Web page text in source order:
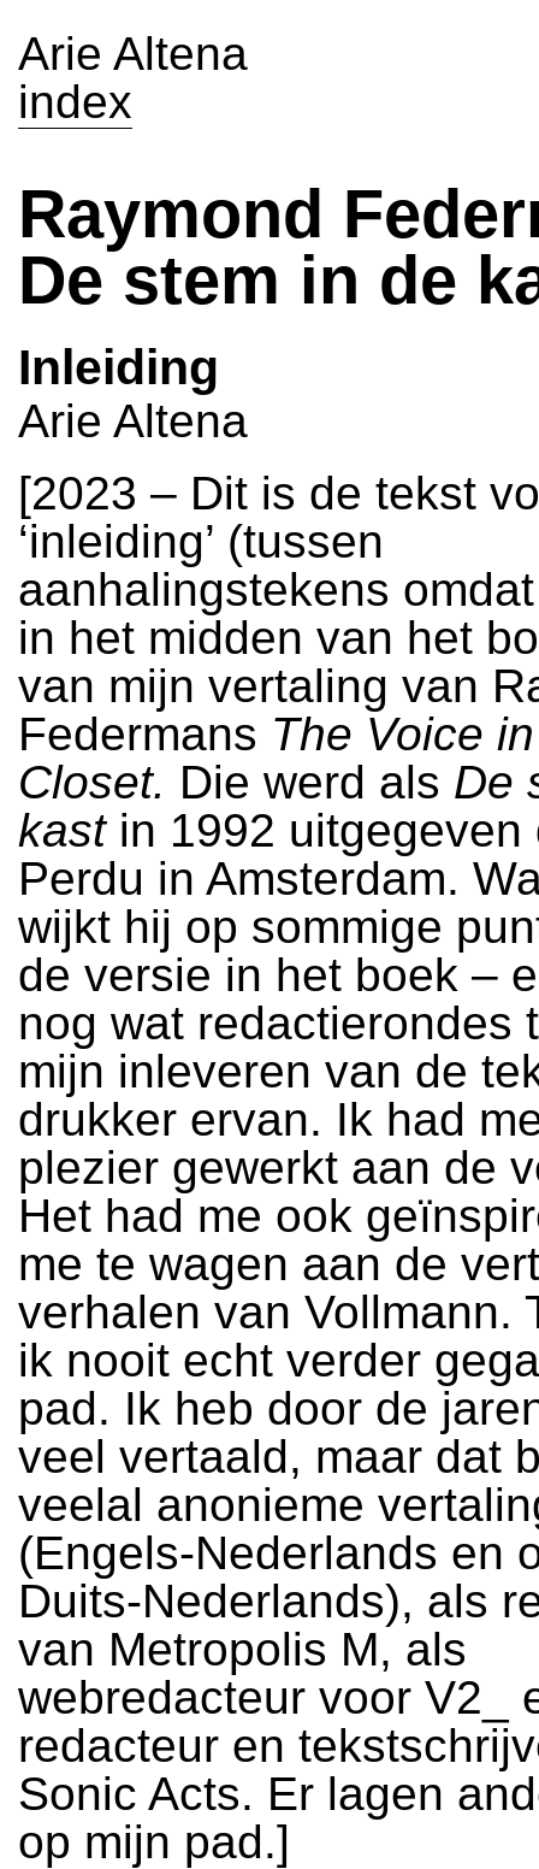
Arie Altena
index
Raymond
De stem in de
Inleiding
Arie Altena
[2023 – Dit is de tekst
‘inleiding’ (tussen
aanhalingstekens
in het midden van het
van mijn vertaling van
Federmans The Voice
Closet. Die werd als De
kastin 1992 uitgegeven
Perdu in Amsterdam.
wijkt hij op sommige
de versie in het boek –
nog wat redactierondes
mijn inleveren van de
drukker ervan. Ik had
plezier gewerkt aan de
Het had me ook
me te wagen aan de
verhalen van Vollmann.
ik nooit echt verder
pad. Ik heb door de
veel vertaald, maar dat
veelal anonieme
(Engels-Nederlands en
Duits-Nederlands), als
van Metropolis M, als
webredacteur voor V2_
redacteur en
Sonic Acts. Er lagen
op mijn pad.]